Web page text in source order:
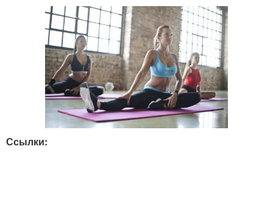
Ссылки: